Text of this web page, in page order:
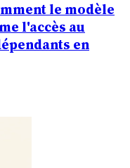
le modèle
l'accès au
en